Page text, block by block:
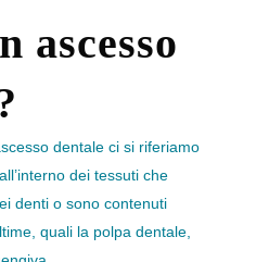
ascesso
dentale ci si riferiamo
all’interno dei tessuti che
denti o sono contenuti
quali la polpa dentale,